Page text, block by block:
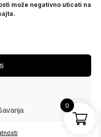
može negativno uticati na
0